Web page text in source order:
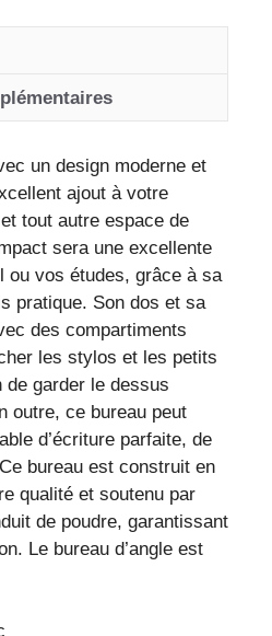
un design moderne et
ajout à votre
tout autre espace de
sera une excellente
ou vos études, grâce à sa
pratique. Son dos et sa
des compartiments
les stylos et les petits
de garder le dessus
outre, ce bureau peut
d’écriture parfaite, de
bureau est construit en
qualité et soutenu par
de poudre, garantissant
Le bureau d’angle est